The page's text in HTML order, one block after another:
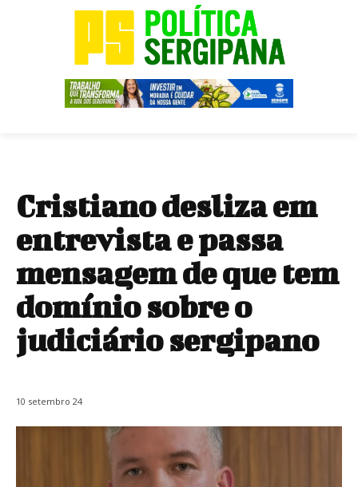
Cristiano desliza em
entrevista e passa
mensagem de que tem
domínio sobre o
judiciário sergipano
10 setembro 24